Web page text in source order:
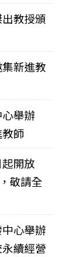
教授頒
新進教
舉辦
教師
開放
敬請全
心舉辦
續經營